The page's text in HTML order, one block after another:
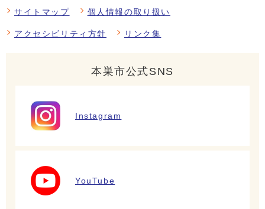
サイトマップ 個人情報の取り扱い
アクセシビリティ方針 リンク集
本巣市公式SNS
Instagram
YouTube